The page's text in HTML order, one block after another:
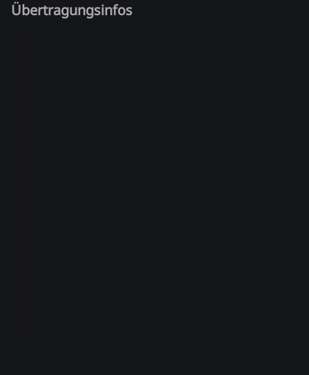
Übertragungsinfos